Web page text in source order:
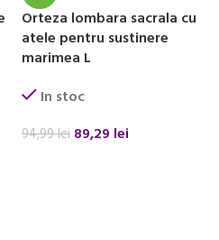
Orteza lombara sacrala cu
atele pentru sustinere
marimea L
In stoc
94,99lei 89,29 lei